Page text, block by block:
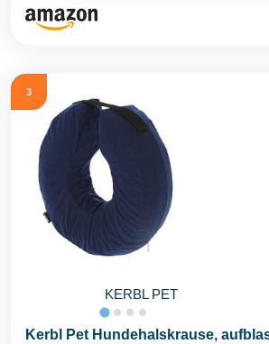
3
KERBL PET
Kerbl Pet Hundehalskrause,